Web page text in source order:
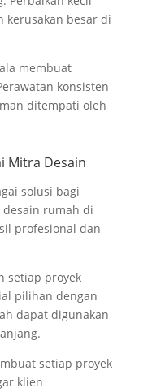
kerusakan besar di
membuat
konsisten
ditempati oleh
Mitra Desain
solusi bagi
desain rumah di
profesional dan
setiap proyek
pilihan dengan
dapat digunakan
setiap proyek
klien